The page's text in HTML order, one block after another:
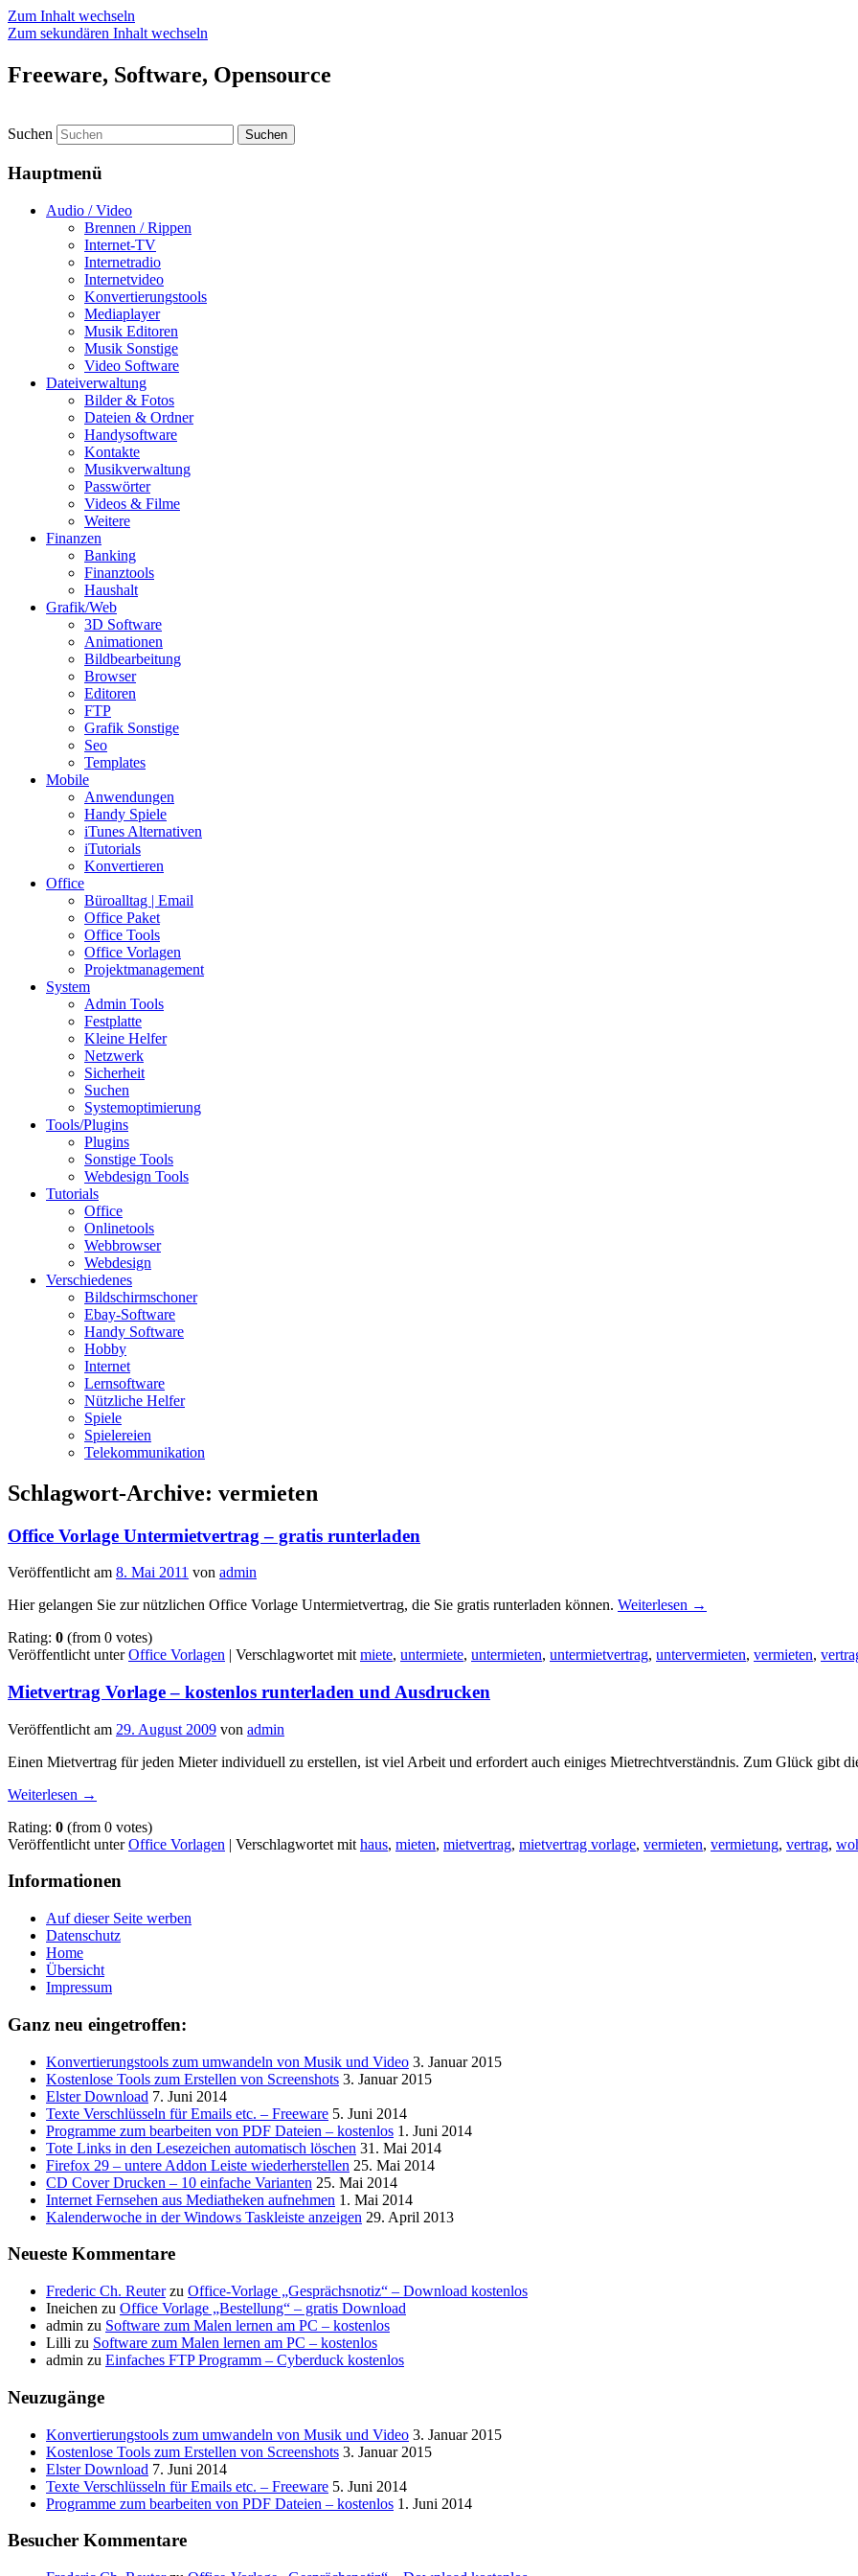
Zum Inhalt wechseln
Zum sekundären Inhalt wechseln
Freeware, Software, Opensource
Suchen
Hauptmenü
Audio / Video
Brennen / Rippen
Internet-TV
Internetradio
Internetvideo
Konvertierungstools
Mediaplayer
Musik Editoren
Musik Sonstige
Video Software
Dateiverwaltung
Bilder & Fotos
Dateien & Ordner
Handysoftware
Kontakte
Musikverwaltung
Passwörter
Videos & Filme
Weitere
Finanzen
Banking
Finanztools
Haushalt
Grafik/Web
3D Software
Animationen
Bildbearbeitung
Browser
Editoren
FTP
Grafik Sonstige
Seo
Templates
Mobile
Anwendungen
Handy Spiele
iTunes Alternativen
iTutorials
Konvertieren
Office
Büroalltag | Email
Office Paket
Office Tools
Office Vorlagen
Projektmanagement
System
Admin Tools
Festplatte
Kleine Helfer
Netzwerk
Sicherheit
Suchen
Systemoptimierung
Tools/Plugins
Plugins
Sonstige Tools
Webdesign Tools
Tutorials
Office
Onlinetools
Webbrowser
Webdesign
Verschiedenes
Bildschirmschoner
Ebay-Software
Handy Software
Hobby
Internet
Lernsoftware
Nützliche Helfer
Spiele
Spielereien
Telekommunikation
Schlagwort-Archive: vermieten
Office Vorlage Untermietvertrag – gratis runterladen
Veröffentlicht am 8. Mai 2011 von admin
Hier gelangen Sie zur nützlichen Office Vorlage Untermietvertrag, die Sie gratis runterladen können. Weiterlesen →
Rating: 0 (from 0 votes)
Veröffentlicht unter Office Vorlagen | Verschlagwortet mit miete, untermiete, untermieten, untermietvertrag, untervermieten, vermieten,
Mietvertrag Vorlage – kostenlos runterladen und Ausdrucken
Veröffentlicht am 29. August 2009 von admin
Einen Mietvertrag für jeden Mieter individuell zu erstellen, ist viel Arbeit und erfordert auch einiges Mietrechtverständnis. Zum Glück gibt
Weiterlesen →
Rating: 0 (from 0 votes)
Veröffentlicht unter Office Vorlagen | Verschlagwortet mit haus, mieten, mietvertrag, mietvertrag vorlage, vermieten, vermietung, vertrag,
Informationen
Auf dieser Seite werben
Datenschutz
Home
Übersicht
Impressum
Ganz neu eingetroffen:
Konvertierungstools zum umwandeln von Musik und Video 3. Januar 2015
Kostenlose Tools zum Erstellen von Screenshots 3. Januar 2015
Elster Download 7. Juni 2014
Texte Verschlüsseln für Emails etc. – Freeware 5. Juni 2014
Programme zum bearbeiten von PDF Dateien – kostenlos 1. Juni 2014
Tote Links in den Lesezeichen automatisch löschen 31. Mai 2014
Firefox 29 – untere Addon Leiste wiederherstellen 25. Mai 2014
CD Cover Drucken – 10 einfache Varianten 25. Mai 2014
Internet Fernsehen aus Mediatheken aufnehmen 1. Mai 2014
Kalenderwoche in der Windows Taskleiste anzeigen 29. April 2013
Neueste Kommentare
Frederic Ch. Reuterzu Office-Vorlage „Gesprächsnotiz“ – Download kostenlos
Ineichen zu Office Vorlage „Bestellung“ – gratis Download
admin zu Software zum Malen lernen am PC – kostenlos
Lilli zu Software zum Malen lernen am PC – kostenlos
admin zu Einfaches FTP Programm – Cyberduck kostenlos
Neuzugänge
Konvertierungstools zum umwandeln von Musik und Video 3. Januar 2015
Kostenlose Tools zum Erstellen von Screenshots 3. Januar 2015
Elster Download 7. Juni 2014
Texte Verschlüsseln für Emails etc. – Freeware 5. Juni 2014
Programme zum bearbeiten von PDF Dateien – kostenlos 1. Juni 2014
Besucher Kommentare